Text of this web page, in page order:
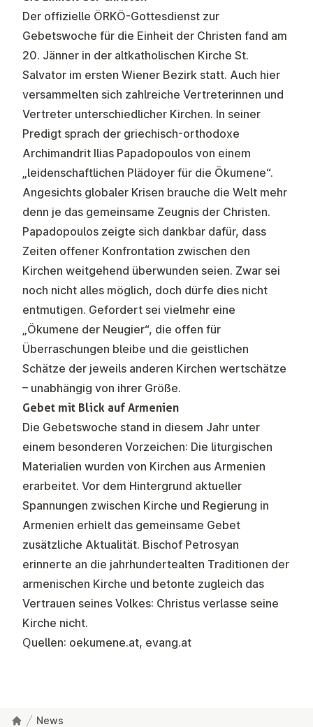
Der offizielle ÖRKÖ-Gottesdienst zur
Gebetswoche für die Einheit der Christen fand am
20. Jänner in der altkatholischen Kirche St.
Salvator im ersten Wiener Bezirk statt. Auch hier
versammelten sich zahlreiche Vertreterinnen und
Vertreter unterschiedlicher Kirchen. In seiner
Predigt sprach der griechisch-orthodoxe
Archimandrit Ilias Papadopoulos von einem
„leidenschaftlichen Plädoyer für die Ökumene“.
Angesichts globaler Krisen brauche die Welt mehr
denn je das gemeinsame Zeugnis der Christen.
Papadopoulos zeigte sich dankbar dafür, dass
Zeiten offener Konfrontation zwischen den
Kirchen weitgehend überwunden seien. Zwar sei
noch nicht alles möglich, doch dürfe dies nicht
entmutigen. Gefordert sei vielmehr eine
„Ökumene der Neugier“, die offen für
Überraschungen bleibe und die geistlichen
Schätze der jeweils anderen Kirchen wertschätze
– unabhängig von ihrer Größe.
Gebet mit Blick auf Armenien
Die Gebetswoche stand in diesem Jahr unter
einem besonderen Vorzeichen: Die liturgischen
Materialien wurden von Kirchen aus Armenien
erarbeitet. Vor dem Hintergrund aktueller
Spannungen zwischen Kirche und Regierung in
Armenien erhielt das gemeinsame Gebet
zusätzliche Aktualität. Bischof Petrosyan
erinnerte an die jahrhundertealten Traditionen der
armenischen Kirche und betonte zugleich das
Vertrauen seines Volkes: Christus verlasse seine
Kirche nicht.
Quellen: oekumene.at, evang.at
News